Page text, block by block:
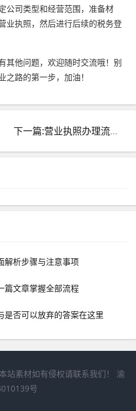
公司类型和经营范围，准备材
业执照，然后进行后续的税务登
其他问题，欢迎随时交流哦！别
路的第一步，加油！
下一篇:营业执照办理流程有哪些？全面解析步骤与注意事项
解析步骤与注意事项
篇文章掌握全部流程
是否可以放弃的答案在这里
本站素材如有侵权请联系我们！ 渝
号